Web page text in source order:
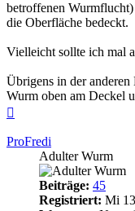
betroffenen
die Oberfläche bedeckt.
Vielleicht sollte ich mal
Übrigens in der anderen
Wurm oben am Deckel
ProFredi
Adulter Wurm
Beiträge: 45
Registriert: Mi